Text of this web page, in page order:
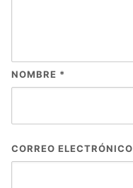
NOMBRE *
CORREO ELECTRÓNICO